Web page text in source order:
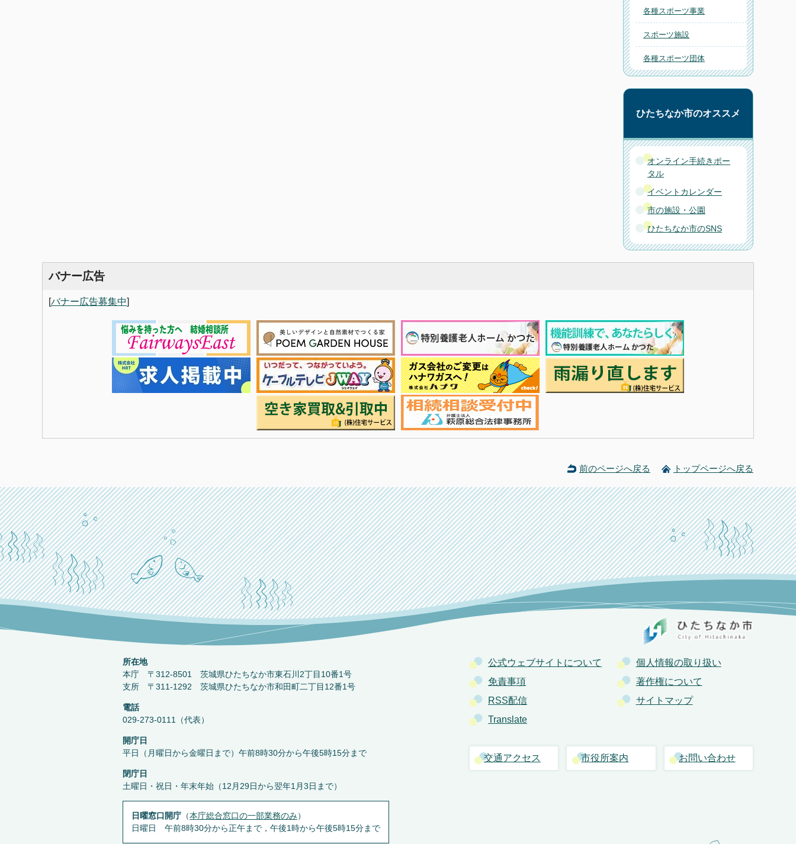
各種スポーツ事業
スポーツ施設
各種スポーツ団体
ひたちなか市のオススメ
オンライン手続きポー
タル
イベントカレンダー
市の施設・公園
ひたちなか市のSNS
バナー広告
[バナー広告募集中]
前のページへ戻る トップページへ戻る
公式ウェブサイトについて
個人情報の取り扱い
免責事項
著作権について
RSS配信
サイトマップ
Translate
交通アクセス 市役所案内 お問い合わせ
所在地
本庁 〒312-8501 茨城県ひたちなか市東石川2丁目10番1号
支所 〒311-1292 茨城県ひたちなか市和田町二丁目12番1号
電話
029-273-0111（代表）
開庁日
平日（月曜日から金曜日まで）午前8時30分から午後5時15分まで
閉庁日
土曜日・祝日・年末年始（12月29日から翌年1月3日まで）
日曜窓口開庁 （本庁総合窓口の一部業務のみ）
日曜日 午前8時30分から正午まで，午後1時から午後5時15分まで